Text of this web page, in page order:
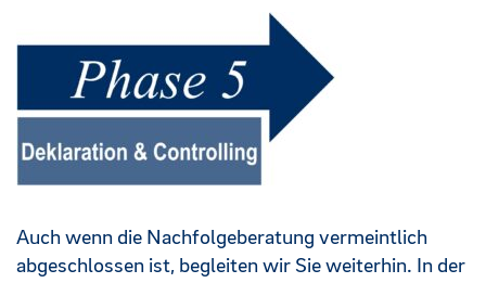
Auch wenn die Nachfolgeberatung vermeintlich
abgeschlossen ist, begleiten wir Sie weiterhin. In der